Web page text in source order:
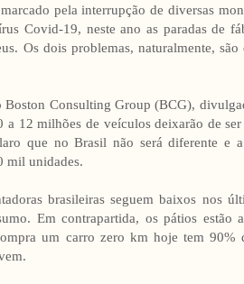
pela interrupção de diversas
Covid-19, neste ano as paradas de
Os dois problemas, naturalmente,
Boston Consulting Group (BCG),
a 12 milhões de veículos deixarão de
que no Brasil não será diferente e
mil unidades.
brasileiras seguem baixos nos
Em contrapartida, os pátios estão
um carro zero km hoje tem 90%